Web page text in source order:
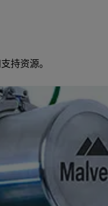
持资源。